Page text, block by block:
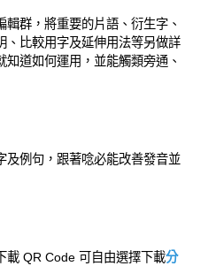
群，將重要的片語、衍生字、
、比較用字及延伸用法等另做詳
道如何運用，並能觸類旁通、
及例句，跟著唸必能改善發音並
載 QR Code 可自由選擇下載分